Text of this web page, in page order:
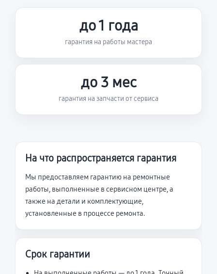
до 1 года
гарантия на работы мастера
до 3 мес
гарантия на запчасти от сервиса
На что распространяется гарантия
Мы предоставляем гарантию на ремонтные
работы, выполненные в сервисном центре, а
также на детали и комплектующие,
установленные в процессе ремонта.
Срок гарантии